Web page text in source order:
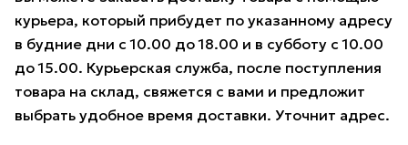
курьера, который прибудет по указанному адресу
в будние дни с 10.00 до 18.00 и в субботу с 10.00
до 15.00. Курьерская служба, после поступления
товара на склад, свяжется с вами и предложит
выбрать удобное время доставки. Уточнит адрес.